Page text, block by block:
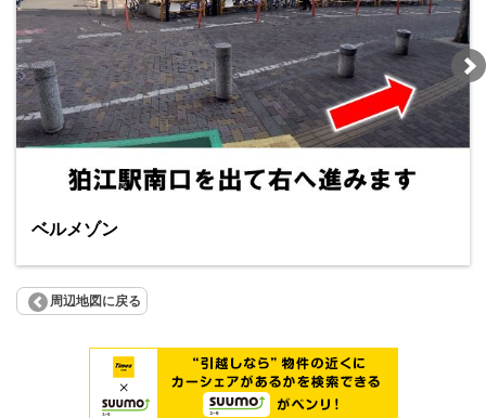
ベルメゾン
周辺地図に戻る